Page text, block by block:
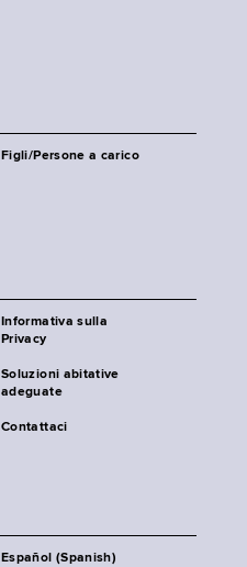
Figli/Persone a carico
Informativa sulla
Privacy
Soluzioni abitative
adeguate
Contattaci
Español (Spanish)